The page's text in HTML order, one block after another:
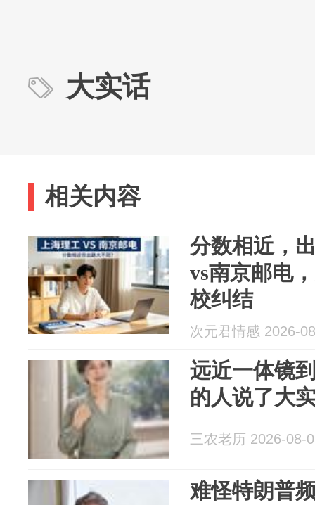
大实话
相关内容
分数相近，
vs南京邮电
校纠结
次元君情感 2026-
远近一体镜
的人说了大
三农老历 2026-08-
难怪特朗普